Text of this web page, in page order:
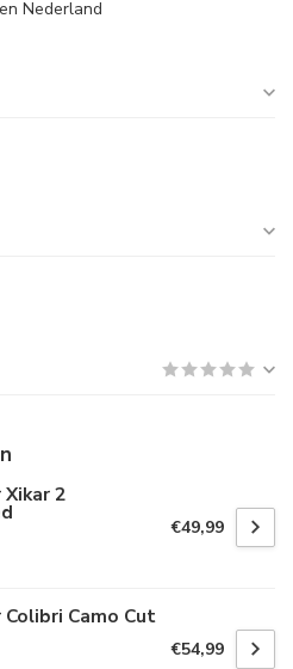
Nederland
2
€49,99
Camo Cut
€54,99